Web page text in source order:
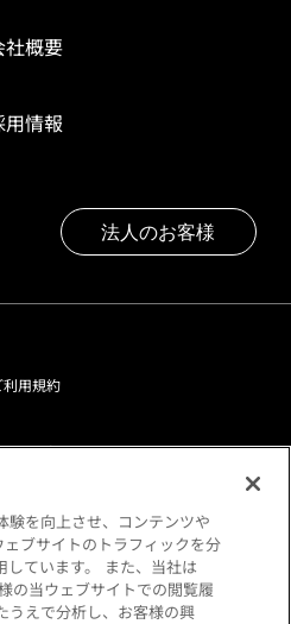
社概要
用情報
法人のお客様
利用規約
シーポリシー
ーポリシー
境について
験を向上させ、コンテンツや
ブサイトのトラフィックを分
ています。 また、当社は
の当ウェブサイトでの閲覧履
うえで分析し、お客様の興